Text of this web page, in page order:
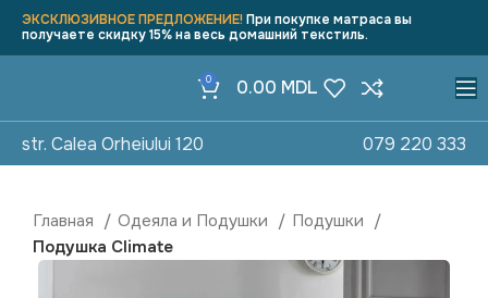
ЭКСКЛЮЗИВНОЕ ПРЕДЛОЖЕНИЕ!При покупке матраса вы
получаете скидку 15% на весь домашний текстиль.
0 0.00 MDL
str. Calea Orheiului 120 079 220 333
Главная Одеяла и Подушки
Подушки
Подушка Climate